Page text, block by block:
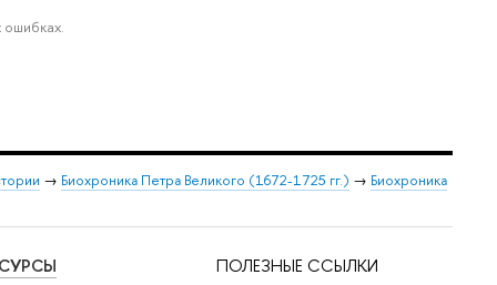
→ Биохроника Петра Великого (1672-1725 гг.) → Биохроника
ПОЛЕЗНЫЕ ССЫЛКИ